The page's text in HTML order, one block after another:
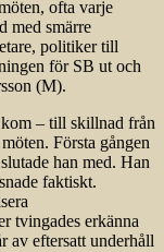
ofta varje
med smärre
politiker till
för SB ut och
(M).
– till skillnad från
Första gången
han med. Han
faktiskt.
tvingades erkänna
av eftersatt underhåll